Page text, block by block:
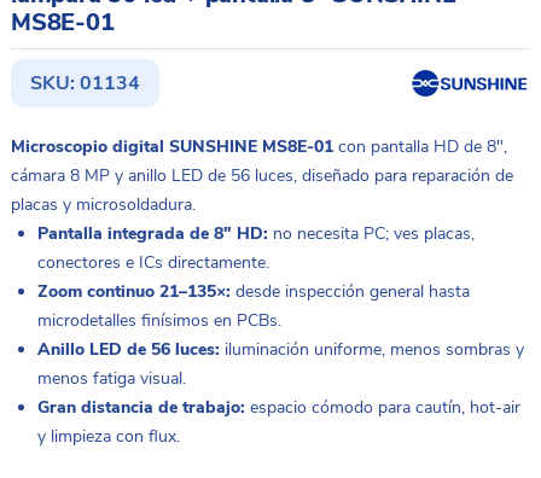
MS8E-01
SKU: 01134
Microscopio digital SUNSHINE MS8E-01 con pantalla HD de 8″,
cámara 8 MP y anillo LED de 56 luces, diseñado para reparación de
placas y microsoldadura.
Pantalla integrada de 8″ HD: no necesita PC; ves placas,
conectores e ICs directamente.
Zoom continuo 21–135×: desde inspección general hasta
microdetalles finísimos en PCBs.
Anillo LED de 56 luces: iluminación uniforme, menos sombras y
menos fatiga visual.
Gran distancia de trabajo: espacio cómodo para cautín, hot-air
y limpieza con flux.